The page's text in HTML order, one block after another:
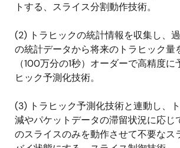
トする、スライス分割動作技術。
(2) トラヒックの統計情報を収集し、
の統計データから将来のトラヒック量
（100万分の1秒）オーダーで高精度
ヒック予測化技術。
(3) トラヒック予測化技術と連動し、
減やパケットデータの滞留状況に応じ
のスライスのみを動作させて不要なス